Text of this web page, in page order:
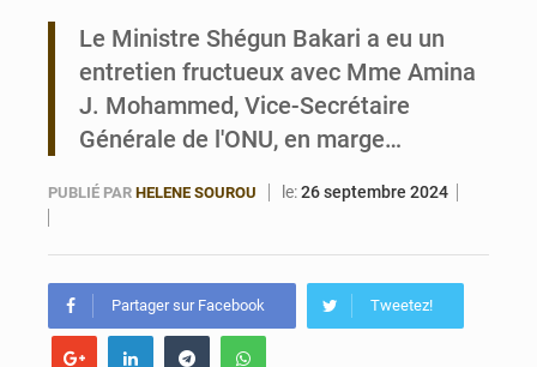
Bénin : 14,5 milliards de dollars pour faire de la CDN 3.0 un bouclier économique
Le Ministre Shégun Bakari a eu un
entretien fructueux avec Mme Amina
J. Mohammed, Vice-Secrétaire
Générale de l'ONU, en marge…
PUBLIÉ PAR HELENE SOUROU le:26 septembre 2024
Partager sur Facebook Tweetez!